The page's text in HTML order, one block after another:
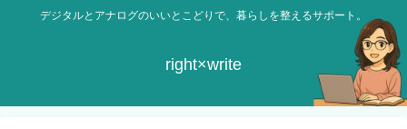
デジタルとアナログのいいとこどりで、暮らしを整えるサポート。
right×write